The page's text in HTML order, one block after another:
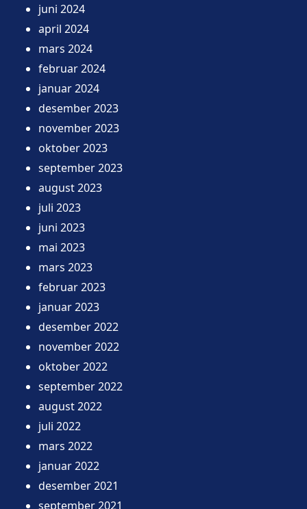
juni 2024
april 2024
mars 2024
februar 2024
januar 2024
desember 2023
november 2023
oktober 2023
september 2023
august 2023
juli 2023
juni 2023
mai 2023
mars 2023
februar 2023
januar 2023
desember 2022
november 2022
oktober 2022
september 2022
august 2022
juli 2022
mars 2022
januar 2022
desember 2021
september 2021